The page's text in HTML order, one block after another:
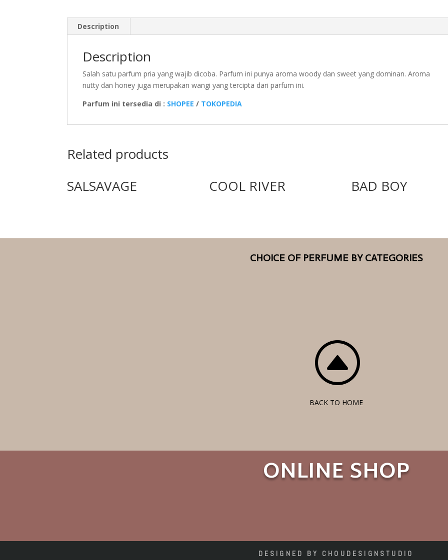
Description
Description
Salah satu parfum pria yang wajib dicoba. Parfum ini punya aroma woody dan sweet yang dominan. Aroma
nutty dan honey juga merupakan wangi yang tercipta dari parfum ini.
Parfum ini tersedia di : SHOPEE / TOKOPEDIA
Related products
SALSAVAGE
COOL RIVER BAD BOY
CHOICE OF PERFUME BY CATEGORIES
F
BACK TO HOME
ONLINE SHOP
DESIGNED BY CHOUDESIGNSTUDIO